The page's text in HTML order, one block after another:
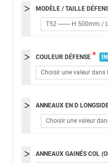
MODÈLE / TAILLE
T52 -------- H 500mm
COULEUR DÉFENSE *
ANNEAUX EN D
ANNEAUX GAINÉS COL